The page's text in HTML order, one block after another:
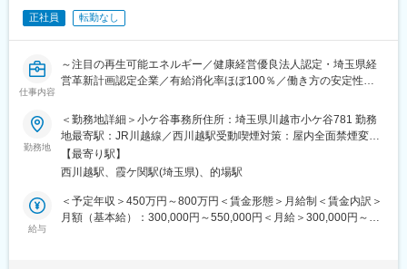
・アフターフォロー
■案件について：
既存顧客からのご紹介、官公庁関連の案件メイン。
首都圏～東北、北陸での案件も一部あり。
工期は1カ月～1年程度。
■業務の特徴：
夜間・泊りでの出張・突発対応は原則なし。
従業員は子育て世代が多くお子様の行事や家庭事情による休暇も
柔軟に対応。
■組織体制：
配属組織は現在6名体制。
正社員 転勤なし
仕事内容
～注目の再生可能エネルギー／健康経営優良法人認定・埼玉県経
営革新計画認定企業／有給消化率ほぼ100％／働き方の安定性と
■業務内容：
再生可能エネルギー関連設備(太陽光発電・大型蓄電池)の設計など
をお任せします。
お客様や地域の信頼を得ながら地域のエネルギーインフラを創る
やりがいある仕事です。
勤務地
＜勤務地詳細＞小ケ谷事務所住所：埼玉県川越市小ケ谷781 勤務
地最寄駅：JR川越線／西川越駅受動喫煙対策：屋内全面禁煙変更
の範囲：会社の定める事業所
【最寄り駅】
西川越駅、霞ケ関駅(埼玉県)、的場駅
給与
＜予定年収＞450万円～800万円＜賃金形態＞月給制＜賃金内訳＞
月額（基本給）：300,000円～550,000円＜月給＞300,000円～